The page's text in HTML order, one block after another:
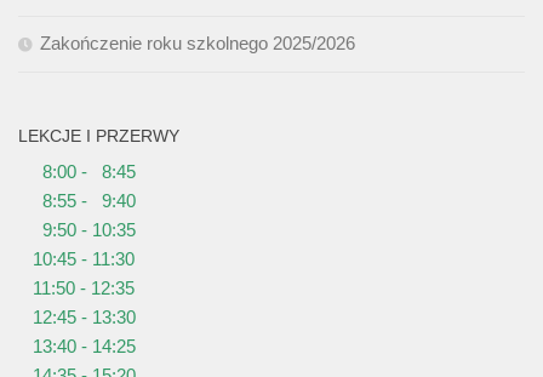
Zakończenie roku szkolnego 2025/2026
LEKCJE I PRZERWY
8:00 - 8:45
8:55 - 9:40
9:50 - 10:35
10:45 - 11:30
11:50 - 12:35
12:45 - 13:30
13:40 - 14:25